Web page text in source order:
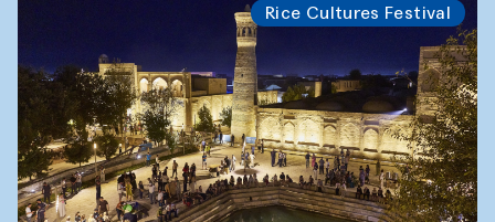
Rice Cultures Festival